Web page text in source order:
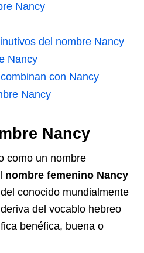
Nancy
del nombre Nancy
Nancy
con Nancy
Nancy
Nancy
como un nombre
nombre femenino Nancy
conocido mundialmente
del vocablo hebreo
benéfica, buena o